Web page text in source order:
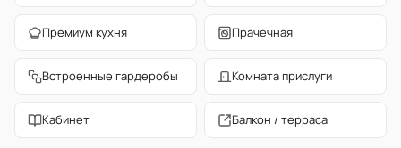
Премиум кухня Прачечная
Встроенные гардеробы Комната прислуги
Кабинет Балкон / терраса